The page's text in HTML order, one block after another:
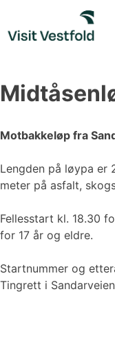
content
Motbakkeløp fra
Lengden på løypa er
meter på asfalt,
Fellesstart kl. 18.30
for 17 år og eldre.
Startnummer og
Tingrett i